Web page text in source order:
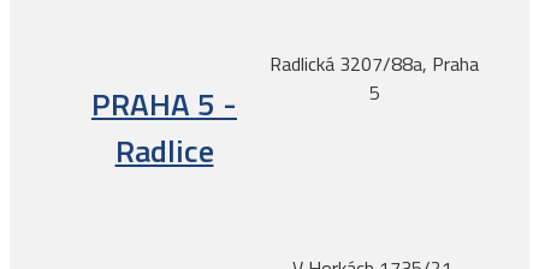
PRAHA 5 -
Radlice
Radlická 3207/88a, Praha
5